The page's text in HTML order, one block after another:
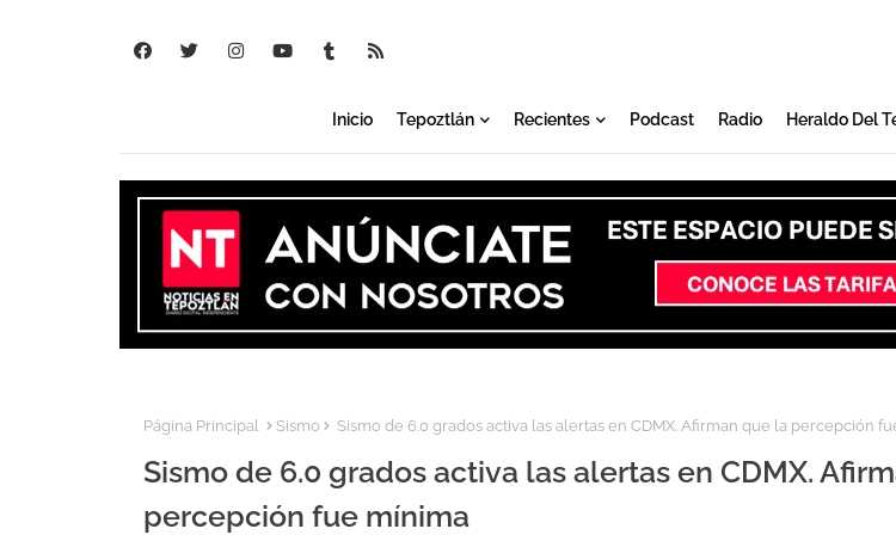
Inicio Tepoztlán Recientes Podcast Radio Heraldo Del
Página Principal Sismo Sismo de 6.0 grados activa las alertas en CDMX. Afirman que la percepción
Sismo de 6.0 grados activa las alertas en CDMX.
percepción fue mínima